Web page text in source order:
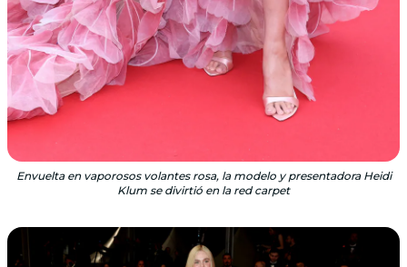
Envuelta en vaporosos volantes rosa, la modelo y presentadora Heidi
Klum se divirtió en la red carpet